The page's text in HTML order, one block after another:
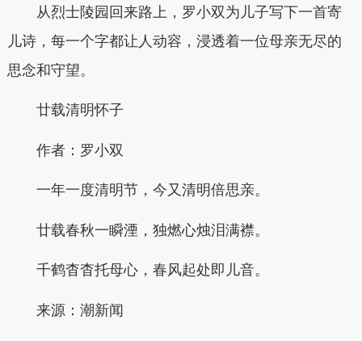
从烈士陵园回来路上，罗小双为儿子写下一首寄
儿诗，每一个字都让人动容，浸透着一位母亲无尽的
思念和守望。
廿载清明怀子
作者：罗小双
一年一度清明节，今又清明倍思亲。
廿载春秋一瞬湮，独燃心烛泪满襟。
千鹤杳杳托母心，春风起处即儿音。
来源：潮新闻